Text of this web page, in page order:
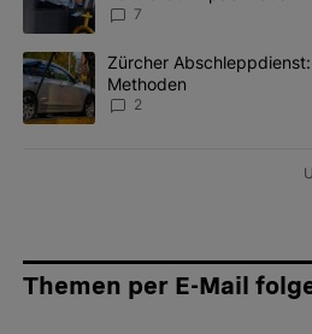
7
Ein Trendartikel mit dem Titel
Zürcher
Methoden
2
Themen per E-Mail